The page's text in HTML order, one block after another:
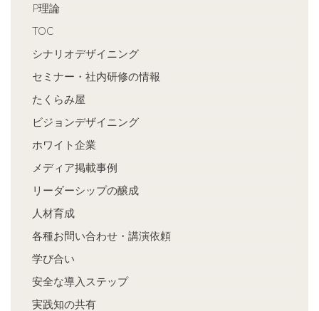
P理論
TOC
シナリオデザイニング
セミナー・社内研修の情報
たくらみ屋
ビジョンデザイニング
ホワイト企業
メディア掲載事例
リーダーシップの醸成
人材育成
各種お問い合わせ・講演依頼
学び合い
安全な導入ステップ
実践知の共有